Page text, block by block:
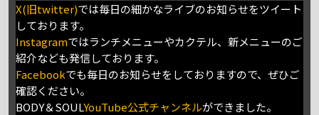
X(旧twitter)では毎日の細かなライブのお知らせをツイート
しております。
Instagramではランチメニューやカクテル、新メニューのご
紹介なども発信しております。
Facebookでも毎日のお知らせをしておりますので、ぜひご
確認ください。
BODY＆SOULYouTube公式チャンネルができました。